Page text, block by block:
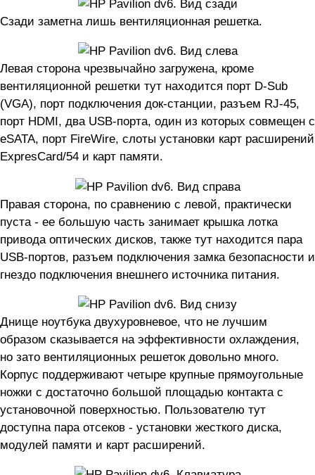
Сзади заметна лишь вентиляционная решетка.
Левая сторона чрезвычайно загружена, кроме
вентиляционной решетки тут находится порт D-Sub
(VGA), порт подключения док-станции, разъем RJ-45,
порт HDMI, два USB-порта, один из которых совмещен с
eSATA, порт FireWire, слоты установки карт расширений
ExpresCard/54 и карт памяти.
Правая сторона, по сравнению с левой, практически
пуста - ее большую часть занимает крышка лотка
привода оптических дисков, также тут находится пара
USB-портов, разъем подключения замка безопасности и
гнездо подключения внешнего источника питания.
Днище ноутбука двухуровневое, что не лучшим
образом сказывается на эффективности охлаждения,
но зато вентиляционных решеток довольно много.
Корпус поддерживают четыре крупные прямоугольные
ножки с достаточно большой площадью контакта с
установочной поверхностью. Пользователю тут
доступна пара отсеков - установки жесткого диска,
модулей памяти и карт расширений.